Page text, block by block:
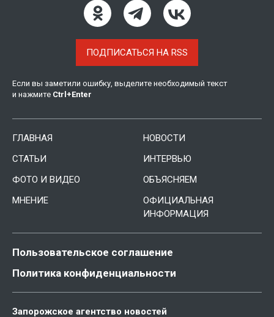
ПОДПИСАТЬСЯ НА RSS
Если вы заметили ошибку, выделите необходимый текст
и нажмите Ctrl +Enter
ГЛАВНАЯ
НОВОСТИ
СТАТЬИ
ИНТЕРВЬЮ
ФОТО И ВИДЕО
ОБЪЯСНЯЕМ
МНЕНИЕ
ОФИЦИАЛЬНАЯ
ИНФОРМАЦИЯ
Пользовательское соглашение
Политика конфиденциальности
Запорожское агентство новостей